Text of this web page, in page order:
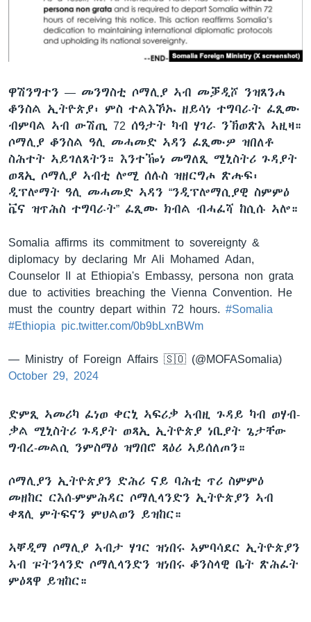
ቂሔ ጽልሚ
ቋንቋታት
ዋሽንግተን — መንግስቲ ሶማሊያ ኣብ መቓዲሾ ንዝጸንሐ
ቆንስል ኢትዮጵያ፡ ምስ ተልእኾኡ ዘይሳነ ተግባራት ፈጺሙ
ብምባል ኣብ ውሽጢ 72 ሰዓታት ካብ ሃገራ ንኽወጽእ ኣዚዛ።
ሶማሊያ ቆንስል ዓሊ መሓመድ ኣዳን ፈጺሙዎ ዝበለቶ
ስሕተት ኣይገለጸትን። እንተዀነ መግለጺ ሚኒስትሪ ጉዳያት
ወጻኢ ሶማሊያ ኣብቲ ሎሚ ሰሉስ ዝዘርግሖ ጽሑፍ፡
ዲፕሎማት ዓሊ መሓመድ ኣዳን “ንዲፕሎማሲያዊ ስምምዕ
ቬና ዝጥሕስ ተግባራት” ፈጺሙ ክብል ብሓፈሻ ከሲሱ ኣሎ።
Somalia affirms its commitment to sovereignty &
diplomacy by declaring Mr Ali Mohamed Adan,
Counselor II at Ethiopia's Embassy, persona non grata
due to activities breaching the Vienna Convention. He
must the country depart within 72 hours. #Somalia
#Ethiopia pic.twitter.com/0b9bLxnBWm
— Ministry of Foreign Affairs 🇸🇴 (@MOFASomalia)
October 29, 2024
ድምጺ ኣመሪካ ፈነወ ቀርኒ ኣፍሪቃ ኣብዚ ጉዳይ ካብ ወሃብ-
ቃል ሚኒስትሪ ጉዳያት ወጻኢ ኢትዮጵያ ነቢያት ጌታቸው
ግብረ-መልሲ ንምስማዕ ዝግበሮ ጻዕሪ ኣይሰለጦን።
ሶማሊያን ኢትዮጵያን ድሕሪ ናይ ባሕቲ ጥሪ ስምምዕ
መዘከር ርእሰ-ምምሕዳር ሶማሊላንድን ኢትዮጵያን ኣብ
ቀጻሊ ምትፍናን ምህልወን ይዝከር።
ኣቐዲማ ሶማሊያ ኣብታ ሃገር ዝነበሩ ኣምባሳደር ኢትዮጵያን
ኣብ ፑትንላንድ ሶማሊላንድን ዝነበሩ ቆንስላዊ ቤት ጽሕፈት
ምዕጻዋ ይዝከር።